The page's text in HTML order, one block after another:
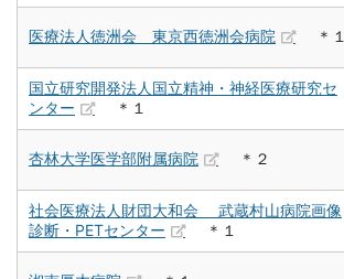
医療法人徳洲会 東京西徳洲会病院 ＊１
国立研究開発法人国立精神・神経医療研究セ
ンター
＊１
杏林大学医学部附属病院 ＊２
社会医療法人財団大和会 武蔵村山病院画像
診断・PETセンター
＊１